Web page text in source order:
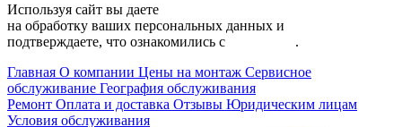
Используя сайт вы даете
на обработку ваших персональных данных и
подтверждаете, что ознакомились с
.
Главная О компании Цены на монтаж Сервисное
обслуживание География обслуживания
Ремонт Оплата и доставка Отзывы Юридическим лицам
Условия обслуживания